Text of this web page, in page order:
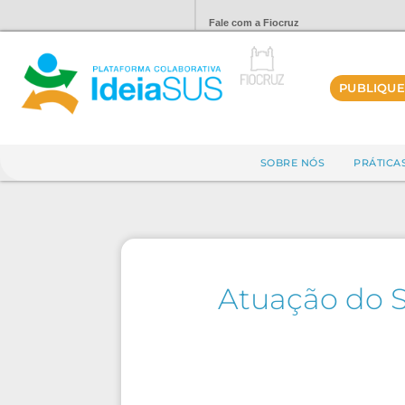
Fale com a Fiocruz
SOBRE NÓS
Atuação do